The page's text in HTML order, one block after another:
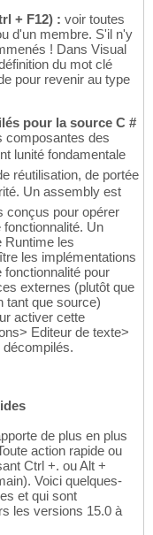
+ F12) : voir toutes
d'un membre. S'il n'y
! Dans Visual
du mot clé
pour revenir au type
pour la source C #
composantes des
lunité fondamentale
réutilisation, de portée
Un assembly est
conçus pour opérer
Un
Runtime les
les implémentations
pour
externes (plutôt que
tant que source)
activer cette
Editeur de texte>
de plus en plus
action rapide ou
Ctrl +. ou Alt +
Voici quelques-
et qui sont
les versions 15.0 à